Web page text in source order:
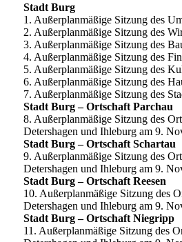
Stadt Burg
1. Außerplanmäßige Sitzung des
2. Außerplanmäßige Sitzung des
3. Außerplanmäßige Sitzung des
4. Außerplanmäßige Sitzung des
5. Außerplanmäßige Sitzung des
6. Außerplanmäßige Sitzung des
7. Außerplanmäßige Sitzung des
Stadt Burg – Ortschaft Parchau
8. Außerplanmäßige Sitzung des
Detershagen und Ihleburg am 9.
Stadt Burg – Ortschaft Schartau
9. Außerplanmäßige Sitzung des
Detershagen und Ihleburg am 9.
Stadt Burg – Ortschaft Reesen
10. Außerplanmäßige Sitzung des
Detershagen und Ihleburg am 9.
Stadt Burg – Ortschaft Niegripp
11. Außerplanmäßige Sitzung des